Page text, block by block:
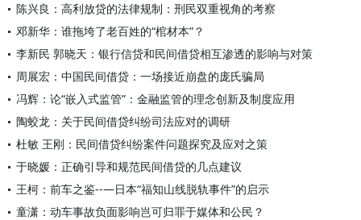
陈兴良：高利放贷的法律规制：刑民双重视角的考察
邓新华：谁拖垮了老百姓的“棺材本”？
李新民 郭晓天：银行信贷和民间借贷相互渗透的影响与对策
周展宏：中国民间借贷：一场接近崩盘的庞氏骗局
冯辉：论“嵌入式监管”：金融监管的理念创新及制度应用
陶蛟龙：关于民间借贷纠纷司法应对的调研
杜敏 王刚：民间借贷纠纷案件问题探究及应对之策
于晓媛：正确引导和规范民间借贷的几点建议
王柯：前车之鉴--—日本“福知山线脱轨事件”的启示
童潇：动车事故负面影响岂可归罪于媒体和公民？